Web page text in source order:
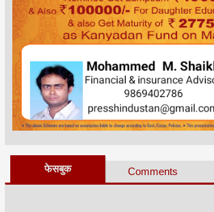
फेसबुक Comments